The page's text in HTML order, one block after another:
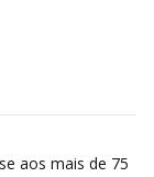
aos mais de 75